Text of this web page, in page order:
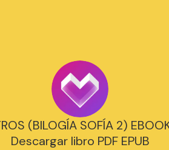
(BILOGÍA SOFÍA 2)
Descargar libro PDF EPUB